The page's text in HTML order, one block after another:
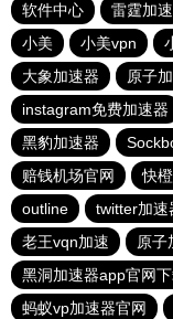
软件中心
雷霆加速
小美
小美vpn
大象加速器
原子
instagram免费加速器
黑豹加速器
赔钱机场官网
快
outline
twitter加速
老王vqn加速
原子
黑洞加速器app官网
蚂蚁vp加速器官网